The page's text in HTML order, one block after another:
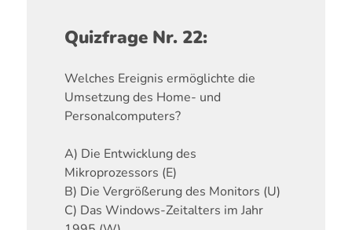
Quizfrage Nr. 22:
Welches Ereignis ermöglichte die
Umsetzung des Home- und
Personalcomputers?
A) Die Entwicklung des
Mikroprozessors (E)
B) Die Vergrößerung des Monitors (U)
C) Das Windows-Zeitalters im Jahr